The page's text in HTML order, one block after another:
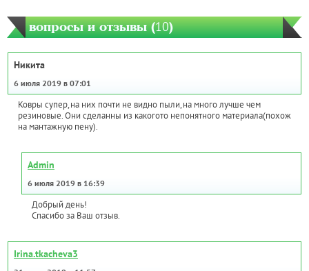
вопросы и отзывы (10)
Никита
6 июля 2019 в 07:01
Ковры супер,на них почти не видно пыли,на много лучше чем
резиновые. Они сделанны из какогото непонятного материала(похож
на мантажную пену).
Admin
6 июля 2019 в 16:39
Добрый день!
Спасибо за Ваш отзыв.
Irina.tkacheva3